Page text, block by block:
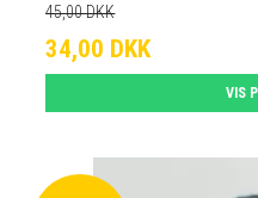
45,00 DKK
34,00 DKK
VIS